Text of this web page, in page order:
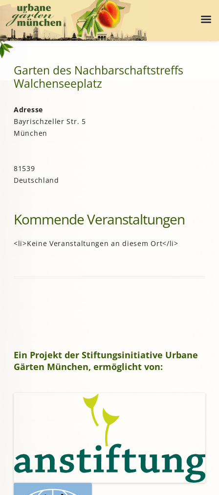
Garten des Nachbarschaftstreffs
Walchenseeplatz
Adresse
Bayrischzeller Str. 5
München
81539
Deutschland
Kommende Veranstaltungen
<li>Keine Veranstaltungen an diesem Ort</li>
Ein Projekt der Stiftungsinitiative Urbane
Gärten München, ermöglicht von: